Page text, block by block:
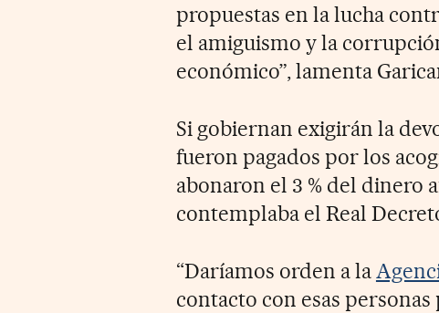
propuestas en la lucha
el amiguismo y la
económico”, lamenta
Si gobiernan exigirán la
fueron pagados por los
abonaron el 3 % del dinero
contemplaba el Real
“Daríamos orden a la
contacto con esas